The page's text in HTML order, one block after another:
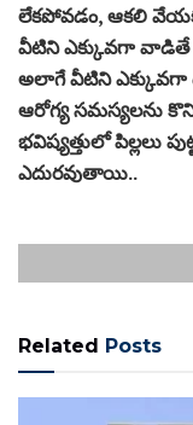
లేకపోవడం, ఆకలి
వీటిని ఎక్కువగా వాడితే
అలాగే వీటిని
ఆరోగ్య సమస్యలను కొని
భవిష్యత్తులో పిల్లలు
ఎదురవుతాయి..
Related Posts